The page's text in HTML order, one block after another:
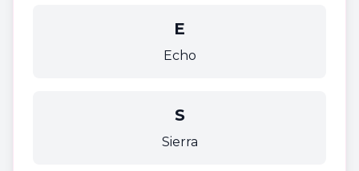
E
Echo
S
Sierra